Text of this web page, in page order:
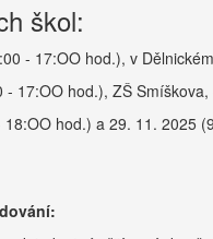
škol:
- 17:OO hod.), v
- 17:OO hod.), ZŠ
hod.) a 29. 11. 2025